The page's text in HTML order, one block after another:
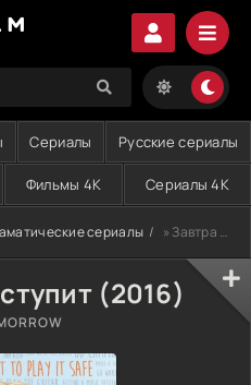
Сериалы Русские сериалы
Фильмы 4K Сериалы 4K
сериалы » Завтра не наступит (2016)
(2016)